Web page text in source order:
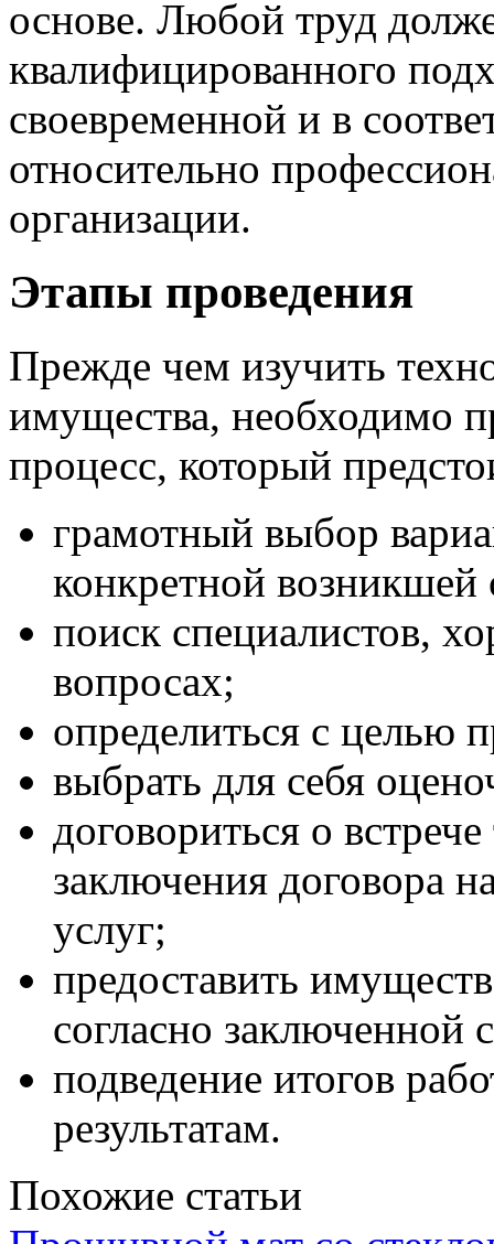
основе. Любой труд
квалифицированного
своевременной и в
относительно
организации.
Этапы проведения
Прежде чем изучить
имущества, необходимо
процесс, который
грамотный выбор
конкретной возникшей
поиск специалистов,
вопросах;
определиться с целью
выбрать для себя
договориться о
заключения договора
услуг;
предоставить
согласно заключенной
подведение итогов
результатам.
Похожие статьи